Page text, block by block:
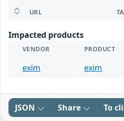
URL
Impacted products
VENDOR PRODUCT
exim exim
JSON Share To